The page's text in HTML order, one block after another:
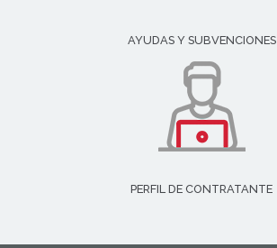
AYUDAS Y SUBVENCIONES
PERFIL DE CONTRATANTE